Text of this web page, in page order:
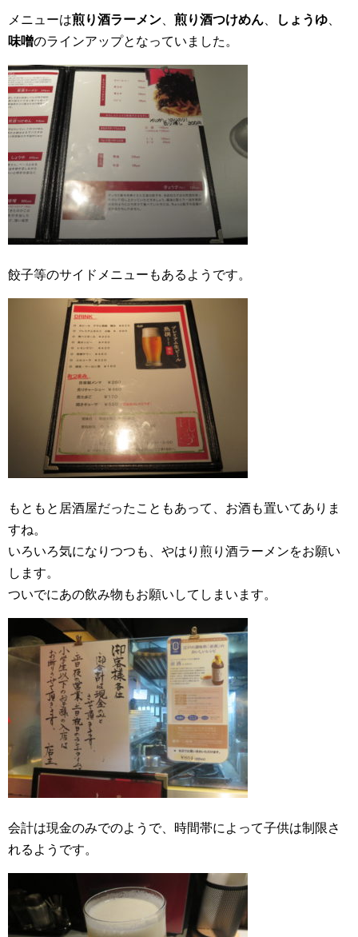
メニューは煎り酒ラーメン 煎り酒つけめん しょうゆ
味噌のラインアップとなっていました。
餃子等のサイドメニューもあるようです。
もともと居酒屋だったこともあって、お酒も置いてありま
すね。
いろいろ気になりつつも、やはり煎り酒ラーメンをお願い
します。
ついでにあの飲み物もお願いしてしまいます。
会計は現金のみでのようで、時間帯によって子供は制限さ
れるようです。